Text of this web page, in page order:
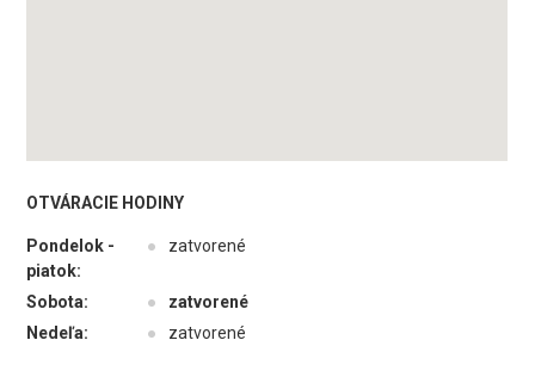
OTVÁRACIE HODINY
Pondelok -
piatok:
● zatvorené
Sobota: ●
zatvorené
Nedeľa:
● zatvorené